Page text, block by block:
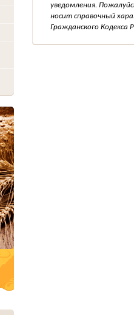
уведомления.
носит справочный
Гражданского Кодекса